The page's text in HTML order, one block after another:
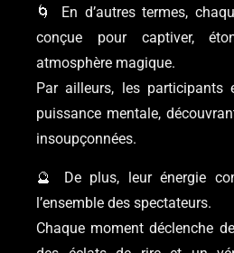
🌀 En d’autres termes,
conçue pour captiver,
atmosphère magique.
Par ailleurs, les participants
puissance mentale,
insoupçonnées.
🔮 De plus, leur énergie
l’ensemble des spectateurs.
Chaque moment déclenche